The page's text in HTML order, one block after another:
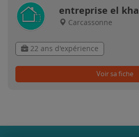
entreprise el
Carcassonne
22 ans d'expérience
Voir sa fiche